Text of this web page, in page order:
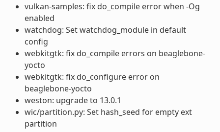
vulkan-samples: fix do_compile error when -Og
enabled
watchdog: Set watchdog_module in default
config
webkitgtk: fix do_compile errors on beaglebone-
yocto
webkitgtk: fix do_configure error on
beaglebone-yocto
weston: upgrade to 13.0.1
wic/partition.py: Set hash_seed for empty ext
partition